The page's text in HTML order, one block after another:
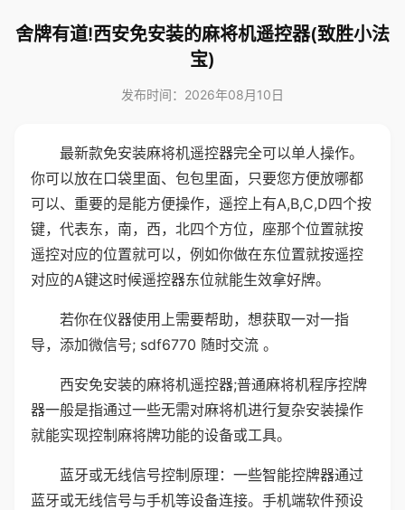
舍牌有道!西安免安装的麻将机遥控器(致胜小法
宝)
发布时间：2026年08月10日
最新款免安装麻将机遥控器完全可以单人操作。
你可以放在口袋里面、包包里面，只要您方便放哪都
可以、重要的是能方便操作，遥控上有A,B,C,D四个按
键，代表东，南，西，北四个方位，座那个位置就按
遥控对应的位置就可以，例如你做在东位置就按遥控
对应的A键这时候遥控器东位就能生效拿好牌。
若你在仪器使用上需要帮助，想获取一对一指
导，添加微信号; sdf6770 随时交流 。
西安免安装的麻将机遥控器;普通麻将机程序控牌
器一般是指通过一些无需对麻将机进行复杂安装操作
就能实现控制麻将牌功能的设备或工具。
蓝牙或无线信号控制原理：一些智能控牌器通过
蓝牙或无线信号与手机等设备连接。手机端软件预设